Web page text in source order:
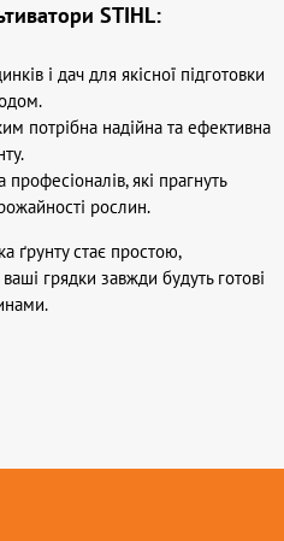
STIHL:
і дач для якісної підготовки
потрібна надійна та ефективна
які прагнуть
рослин.
ґрунту стає простою,
грядки завжди будуть готові